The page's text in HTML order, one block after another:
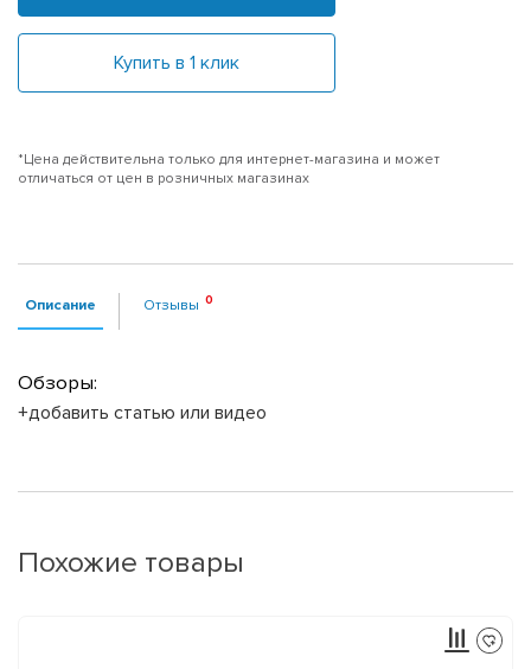
Купить в 1 клик
*Цена действительна только для интернет-магазина и может
отличаться от цен в розничных магазинах
Описание Отзывы
Обзоры:
+добавить статью или видео
Похожие товары